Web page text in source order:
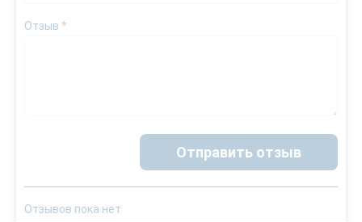
Отзыв *
Отправить отзыв
Отзывов пока нет